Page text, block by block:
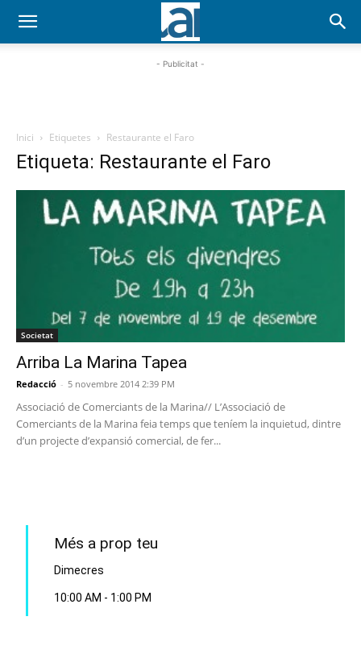
- Publicitat -
Inici Etiquetes Restaurante el Faro
Etiqueta: Restaurante el Faro
Societat
Arriba La Marina Tapea
Redacció - 5 novembre 2014 2:39 PM
Associació de Comerciants de la Marina// L’Associació de
Comerciants de la Marina feia temps que teníem la inquietud, dintre
d’un projecte d’expansió comercial, de fer...
Més a prop teu
Dimecres
10:00 AM - 1:00 PM